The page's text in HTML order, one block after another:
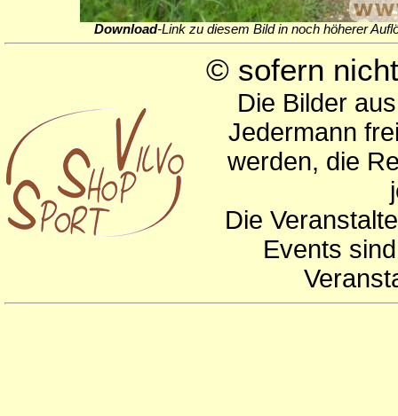
Download-Link zu diesem Bild in noch höherer
© sofern
Die Bilder
Jedermann
werden, die
Die
Events